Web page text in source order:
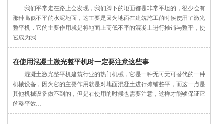
我们平常走在路上会发现，我们脚下的地面都是非常平坦的，很少会有
那种高低不平的水泥地面，这主要是因为地面在建筑施工的时候使用了激光
整平机，它的主要作用就是将地面上高低不平的混凝土进行摊铺与整平，使
它成为我…
在使用混凝土激光整平机时一定要注意这些事
混凝土激光整平机建筑行业的热门机械，它是一种无可无可替代的一种
机械设备，因为它的主要作用就是对地面混凝土进行摊铺整平，而这一点是
其他机械设备做不到的，但是在使用的时候也需要注意，这样才能够保证它
的整平效…